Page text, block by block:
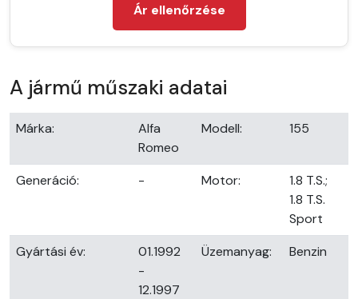
Ár ellenőrzése
A jármű műszaki adatai
Márka:
Alfa
Romeo
Modell: 155
Generáció: - Motor:
1.8 T.S.;
1.8 T.S.
Sport
Gyártási év:
01.1992
-
12.1997
Üzemanyag: Benzin